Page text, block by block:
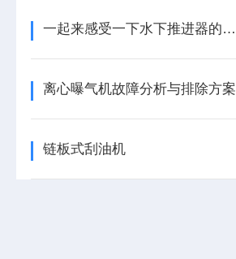
一起来感受一下水下推进器的力量
离心曝气机故障分析与排除方案
链板式刮油机